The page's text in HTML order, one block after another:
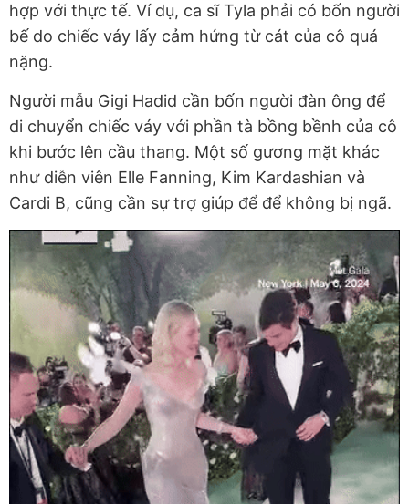
hợp với thực tế. Ví dụ, ca sĩ Tyla phải có bốn người
bế do chiếc váy lấy cảm hứng từ cát của cô quá
nặng.
Người mẫu Gigi Hadid cần bốn người đàn ông để
di chuyển chiếc váy với phần tà bồng bềnh của cô
khi bước lên cầu thang. Một số gương mặt khác
như diễn viên Elle Fanning, Kim Kardashian và
Cardi B, cũng cần sự trợ giúp để để không bị ngã.